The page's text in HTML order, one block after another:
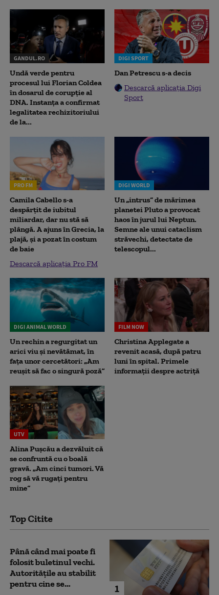
GANDUL.RO
Undă verde pentru
procesul lui Florian Coldea
în dosarul de corupție al
DNA. Instanța a confirmat
legalitatea rechizitoriului
de la...
DIGI SPORT
Dan Petrescu s-a decis
Descarcă aplicația Digi
Sport
PRO FM
Camila Cabello s-a
despărțit de iubitul
miliardar, dar nu stă să
plângă. A ajuns în Grecia, la
plajă, și a pozat în costum
de baie
Descarcă aplicația Pro FM
DIGI WORLD
Un „intrus” de mărimea
planetei Pluto a provocat
haos în jurul lui Neptun.
Semne ale unui cataclism
străvechi, detectate de
telescopul...
DIGI ANIMAL WORLD
Un rechin a regurgitat un
arici viu și nevătămat, în
fața unor cercetători: „Am
reușit să fac o singură poză”
FILM NOW
Christina Applegate a
revenit acasă, după patru
luni în spital. Primele
informații despre actriță
UTV
Alina Pușcău a dezvăluit că
se confruntă cu o boală
gravă. „Am cinci tumori. Vă
rog să vă rugați pentru
mine”
Top Citite
1
Până când mai poate fi
folosit buletinul vechi.
Autoritățile au stabilit
pentru cine se...